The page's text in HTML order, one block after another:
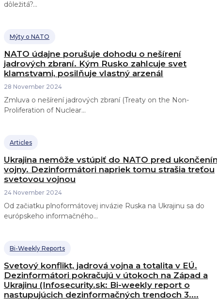
dôležitá?...
Mýty o NATO
NATO údajne porušuje dohodu o nešírení
jadrových zbraní. Kým Rusko zahlcuje svet
klamstvami, posilňuje vlastný arzenál
28 November 2024
Zmluva o nešírení jadrových zbraní (Treaty on the Non-
Proliferation of Nuclear...
Articles
Ukrajina nemôže vstúpiť do NATO pred
vojny. Dezinformátori napriek tomu strašia treťou
svetovou vojnou
24 November 2024
Od začiatku plnoformátovej invázie Ruska na Ukrajinu sa do
európskeho informačného...
Bi-Weekly Reports
Svetový konflikt, jadrová vojna a totalita v EÚ.
Dezinformátori pokračujú v útokoch na Západ a
Ukrajinu (Infosecurity.sk: Bi-weekly report o
nastupujúcich dezinformačných trendoch 3....